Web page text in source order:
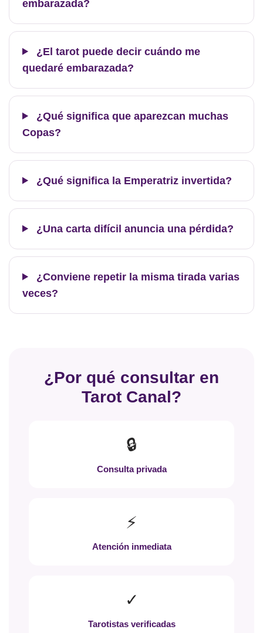
embarazada?
¿El tarot puede decir cuándo me
quedaré embarazada?
¿Qué significa que aparezcan muchas
Copas?
¿Qué significa la Emperatriz invertida?
¿Una carta difícil anuncia una pérdida?
¿Conviene repetir la misma tirada varias
veces?
¿Por qué consultar en
Tarot Canal?
🔒
Consulta privada
⚡
Atención inmediata
✓
Tarotistas verificadas